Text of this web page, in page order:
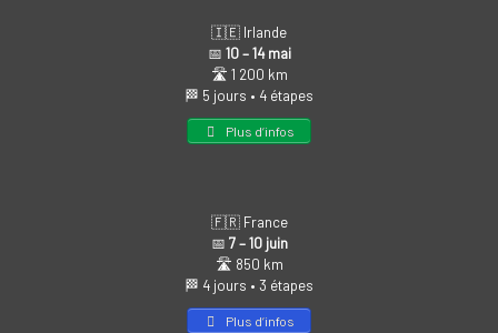
🇮🇪 Irlande
📅 10 – 14 mai
🛣️ 1 200 km
🏁 5 jours • 4 étapes
Plus d’infos
🇫🇷 France
📅 7 – 10 juin
🛣️ 850 km
🏁 4 jours • 3 étapes
Plus d’infos